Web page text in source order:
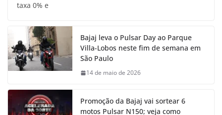
taxa 0% e
Bajaj leva o Pulsar Day ao Parque
Villa-Lobos neste fim de semana em
São Paulo
14 de maio de 2026
Promoção da Bajaj vai sortear 6
motos Pulsar N150; veja como